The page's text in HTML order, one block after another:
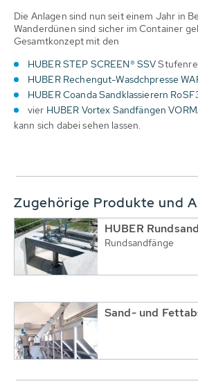
Die Anlagen sind nun seit einem Jahr in
Wanderdünen sind sicher im Container
Gesamtkonzept mit den
HUBER STEP SCREEN® SSV
HUBER Rechengut-Wasdchpresse
HUBER Coanda Sandklassierern
vier HUBER Vortex Sandfängen
kann sich dabei sehen lassen.
Zugehörige Produkte und
HUBER
Rundsandfänge
Sand- und